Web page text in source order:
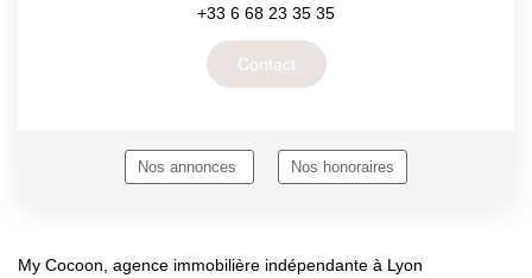
+33 6 68 23 35 35
Contact
Nos annonces Nos honoraires
My Cocoon, agence immobilière indépendante à Lyon